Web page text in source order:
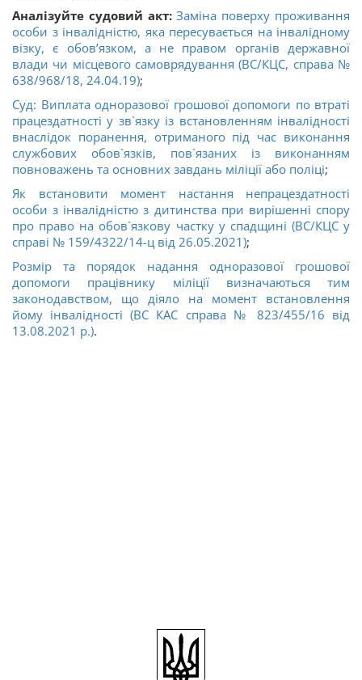
Аналізуйте судовий акт:Заміна поверху проживання
особи з інвалідністю, яка пересувається на інвалідному
візку, є обов’язком, а не правом органів державної
влади чи місцевого самоврядування (ВС/КЦС, справа №
638/968/18, 24.04.19);
Суд: Виплата одноразової грошової допомоги по втраті
працездатності у зв`язку із встановленням інвалідності
внаслідок поранення, отриманого під час виконання
службових обов`язків, пов`язаних із виконанням
повноважень та основних завдань міліції або поліці;
Як встановити момент настання непрацездатності
особи з інвалідністю з дитинства при вирішенні спору
про право на обов`язкову частку у спадщині (ВС/КЦС у
справі № 159/4322/14-ц від 26.05.2021);
Розмір та порядок надання одноразової грошової
допомоги працівнику міліції визначаються тим
законодавством, що діяло на момент встановлення
йому інвалідності (ВС КАС справа № 823/455/16 від
13.08.2021 р.).